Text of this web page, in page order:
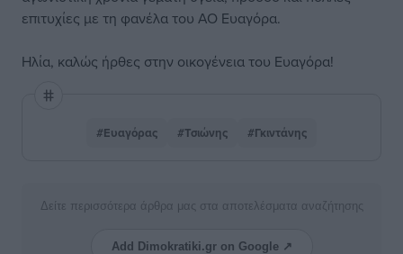
επιτυχίες με τη φανέλα του ΑΟ Ευαγόρα.
Ηλία, καλώς ήρθες στην οικογένεια του Ευαγόρα!
#Ευαγόρας #Τσιώνης #Γκιντάνης
Δείτε περισσότερα άρθρα μας στα αποτελέσματα αναζήτησης
Add Dimokratiki.gr on Google ↗